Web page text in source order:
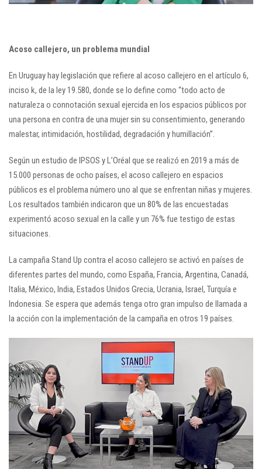
Acoso callejero, un problema mundial
En Uruguay hay legislación que refiere al acoso callejero en el artículo 6,
inciso k, de la ley 19.580, donde se lo define como “todo acto de
naturaleza o connotación sexual ejercida en los espacios públicos por
una persona en contra de una mujer sin su consentimiento, generando
malestar, intimidación, hostilidad, degradación y humillación”.
Según un estudio de IPSOS y L’Oréal que se realizó en 2019 a más de
15.000 personas de ocho países, el acoso callejero en espacios
públicos es el problema número uno al que se enfrentan niñas y mujeres.
Los resultados también indicaron que un 80% de las encuestadas
experimentó acoso sexual en la calle y un 76% fue testigo de estas
situaciones.
La campaña Stand Up contra el acoso callejero se activó en países de
diferentes partes del mundo, como España, Francia, Argentina, Canadá,
Italia, México, India, Estados Unidos Grecia, Ucrania, Israel, Turquía e
Indonesia. Se espera que además tenga otro gran impulso de llamada a
la acción con la implementación de la campaña en otros 19 países.